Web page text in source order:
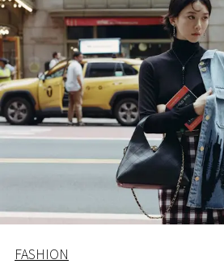
FASHION